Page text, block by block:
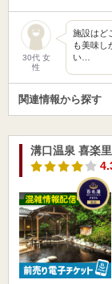
30代 女
性
施設はど
も美味し
い…
関連情報から探す
溝口温泉 喜楽里